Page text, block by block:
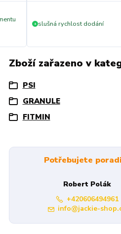
+ slušná rychlost dodání
Zboží zařazeno v
PSI
GRANULE
FITMIN
Potřebujete
Robert Polák
+420606494961
info@jackie-